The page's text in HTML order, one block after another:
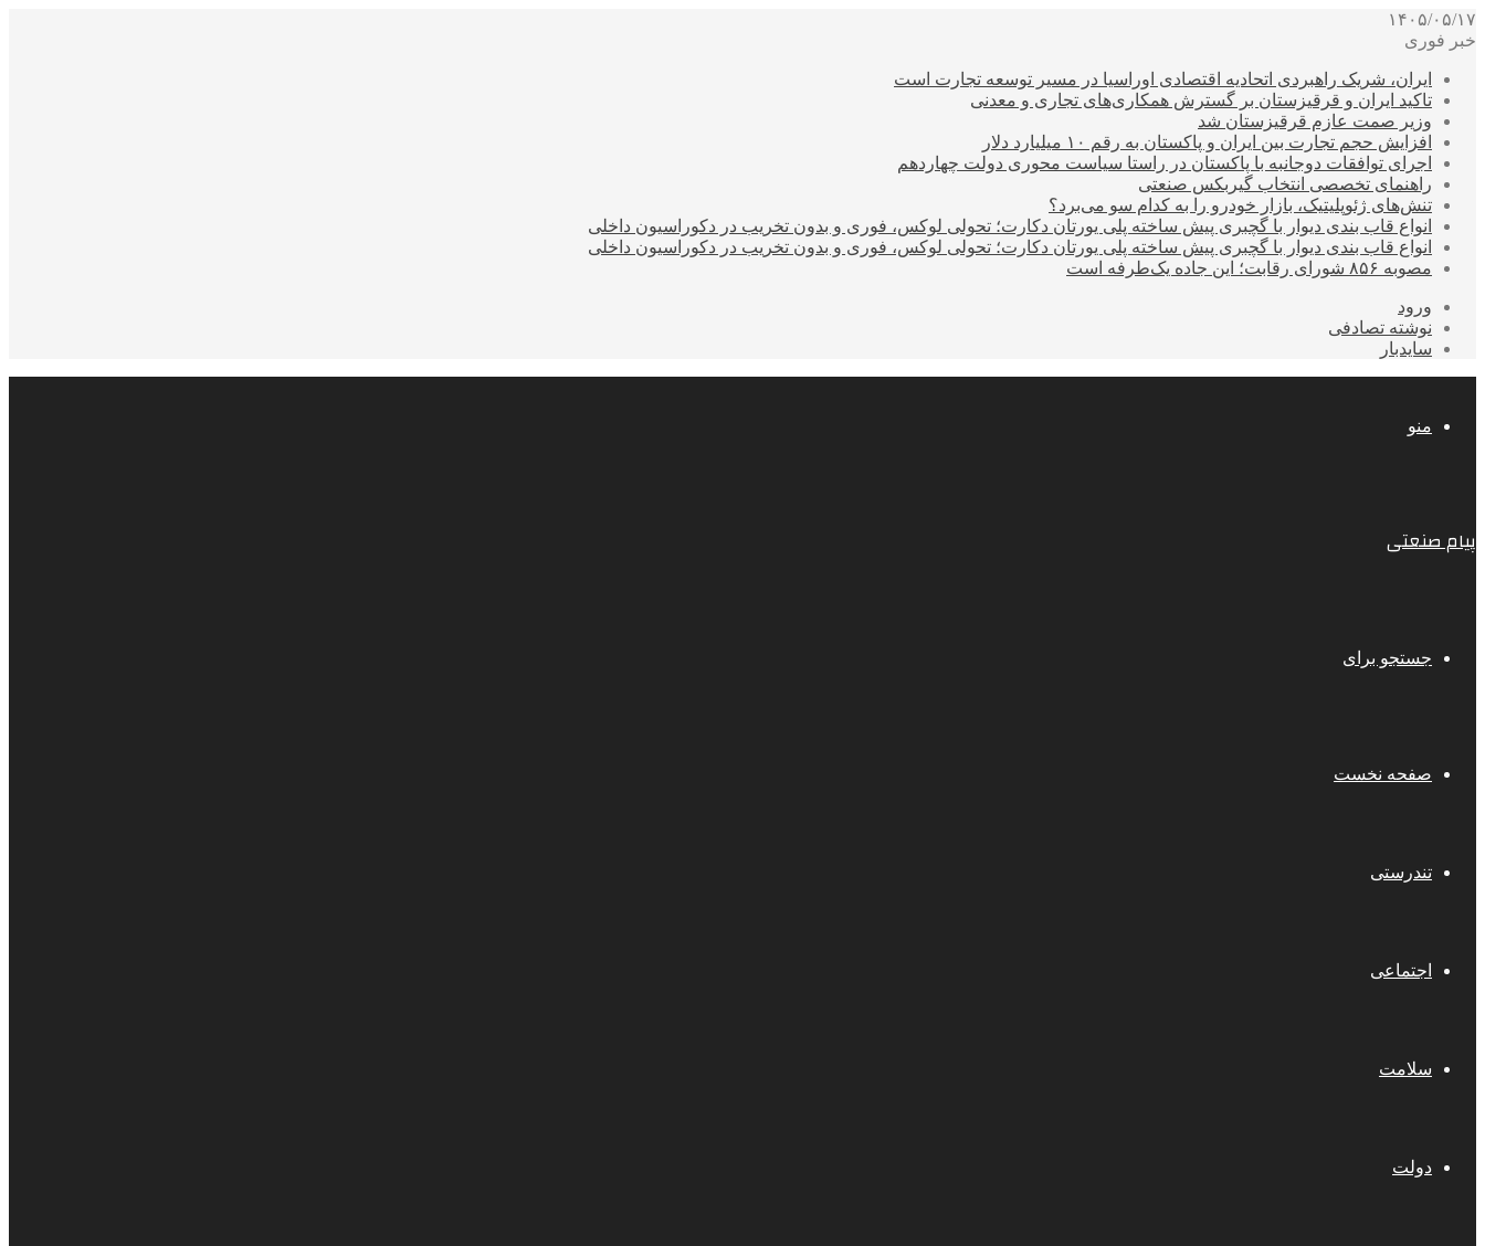
۱۴۰۵/۰۵/۱۷
خبر فوری
ایران، شریک راهبردی اتحادیه اقتصادی اوراسیا در مسیر توسعه تجارت است
تاکید ایران و قرقیزستان بر گسترش همکاری‌های تجاری و معدنی
وزیر صمت عازم قرقیزستان شد
افزایش حجم تجارت بین ایران و پاکستان به رقم ۱۰ میلیارد دلار
اجرای توافقات دوجانبه با پاکستان در راستا سیاست محوری دولت چهاردهم
راهنمای تخصصی انتخاب گیربکس صنعتی
تنش‌های ژئوپلیتیک، بازار خودرو را به کدام سو می‌برد؟
انواع قاب بندی دیوار با گچبری پیش ساخته پلی یورتان دکارت؛ تحولی لوکس، فوری و بدون تخریب در دکوراسیون داخلی
انواع قاب بندی دیوار با گچبری پیش ساخته پلی یورتان دکارت؛ تحولی لوکس، فوری و بدون تخریب در دکوراسیون داخلی
مصوبه ۸۵۶ شورای رقابت؛ این جاده یک‌طرفه است
ورود
نوشته تصادفی
سایدبار
منو
پیام صنعتی
جستجو برای
صفحه نخست
تندرستی
اجتماعی
سلامت
دولت